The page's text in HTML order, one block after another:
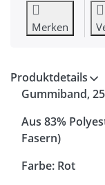
Merken
Produktdetails
Gummiband,
Aus 83%
Fasern)
Farbe: Rot